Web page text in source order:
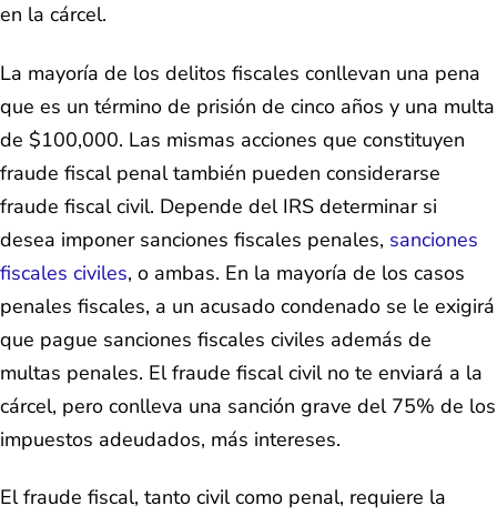
en la cárcel.
La mayoría de los delitos fiscales conllevan una pena
que es un término de prisión de cinco años y una multa
de $100,000. Las mismas acciones que constituyen
fraude fiscal penal también pueden considerarse
fraude fiscal civil. Depende del IRS determinar si
desea imponer sanciones fiscales penales, sanciones
fiscales civiles, o ambas. En la mayoría de los casos
penales fiscales, a un acusado condenado se le exigirá
que pague sanciones fiscales civiles además de
multas penales. El fraude fiscal civil no te enviará a la
cárcel, pero conlleva una sanción grave del 75% de los
impuestos adeudados, más intereses.
El fraude fiscal, tanto civil como penal, requiere la